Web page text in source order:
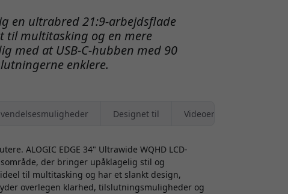
en ultrabred 21:9-arbejdsflade
til multitasking og en mere
med at USB-C-hubben med 90
enklere.
Designet til Videoer
ALOGIC EDGE 34" Ultrawide WQHD LCD-
der bringer upåklagelig stil og
til multitasking og har et slankt design,
overlegen klarhed, tilslutningsmuligheder og